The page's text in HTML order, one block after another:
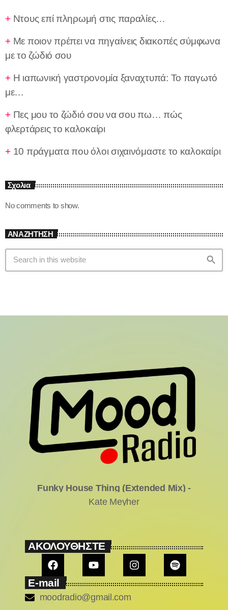
Nτους επί πληρωμή στις παραλίες…
Με ποιον πρέπει να πηγαίνεις διακοπές σύμφωνα
με το ζώδιό σου
Η ιαπωνική γαστρονομία ξαναχτυπά: Το παγωτό
με…
Πες μου το ζώδιό σου να σου πω… πώς
φλερτάρεις το καλοκαίρι
10 πράγματα που όλοι σιχαινόμαστε το καλοκαίρι
Σχολια
No comments to show.
ΑΝΑΖΗΤΗΣΗ
search
Funky House Thing (Extended Mix) -
Kate Meyher
ΑΚΟΛΟΥΘΗΣΤΕ
E-mail
moodradio@gmail.com